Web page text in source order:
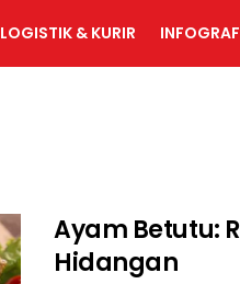
LOGISTIK & KURIR
Ayam Betutu:
Hidangan